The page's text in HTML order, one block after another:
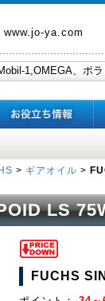
www.jo-ya.com
> ギアオイル >
LS
FUCHS